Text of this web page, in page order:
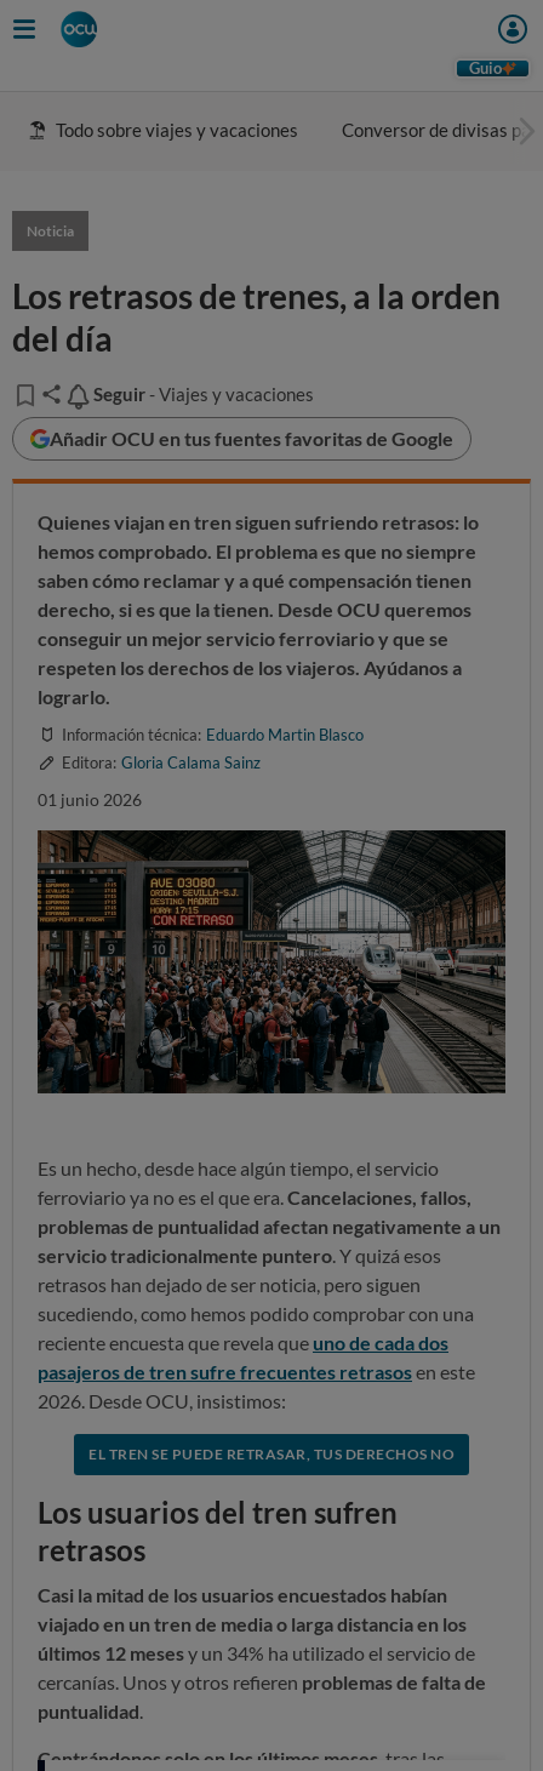
Guio
Todo sobre viajes y vacaciones Conversor de divisas
Noticia
Los retrasos de trenes, a la orden
del día
Seguir
Seguir - Viajes y vacaciones
Añadir OCU en tus fuentes favoritas de Google
Quienes viajan en tren siguen sufriendo retrasos: lo
hemos comprobado. El problema es que no siempre
saben cómo reclamar y a qué compensación tienen
derecho, si es que la tienen. Desde OCU queremos
conseguir un mejor servicio ferroviario y que se
respeten los derechos de los viajeros. Ayúdanos a
lograrlo.
Información técnica: Eduardo Martin Blasco
Editora: Gloria Calama Sainz
01 junio 2026
Es un hecho, desde hace algún tiempo, el servicio
ferroviario ya no es el que era. Cancelaciones, fallos,
problemas de puntualidad afectan negativamente a un
servicio tradicionalmente puntero . Y quizá esos
retrasos han dejado de ser noticia, pero siguen
sucediendo, como hemos podido comprobar con una
reciente encuesta que revela que uno de cada dos
pasajeros de tren sufre frecuentes retrasosen este
2026. Desde OCU, insistimos:
EL TREN SE PUEDE RETRASAR, TUS DERECHOS NO
Los usuarios del tren sufren
retrasos
Casi la mitad de los usuarios encuestados habían
viajado en un tren de media o larga distancia en los
últimos 12 mesesy un 34% ha utilizado el servicio de
cercanías. Unos y otros refieren problemas de falta de
puntualidad
Centrándonos solo en los últimos meses , tras las